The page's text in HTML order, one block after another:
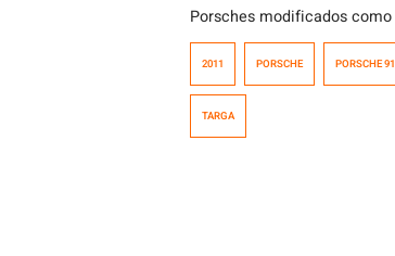
Porsches modificados
el nivel de detalle, que
de altísimo nivel, ya sea en
2011 PORSCHE PORSCHE
TARGA